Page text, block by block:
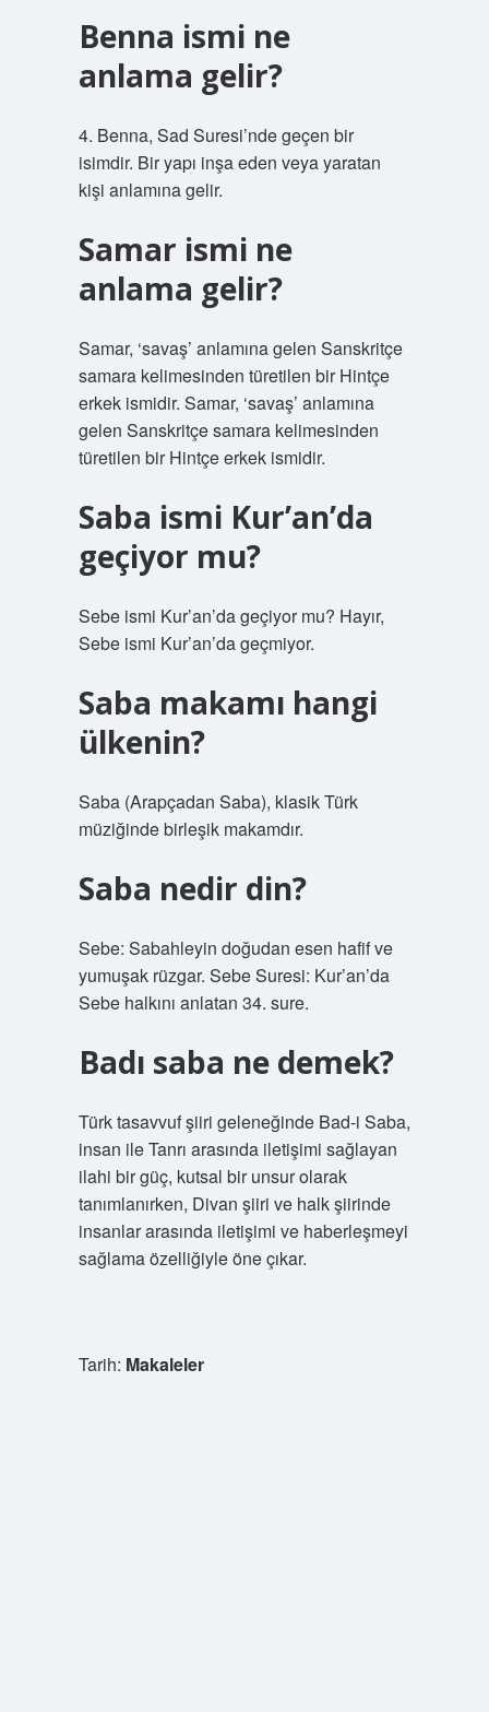
Benna ismi ne
anlama gelir?
4. Benna, Sad Suresi’nde geçen bir
isimdir. Bir yapı inşa eden veya yaratan
kişi anlamına gelir.
Samar ismi ne
anlama gelir?
Samar, ‘savaş’ anlamına gelen Sanskritçe
samara kelimesinden türetilen bir Hintçe
erkek ismidir. Samar, ‘savaş’ anlamına
gelen Sanskritçe samara kelimesinden
türetilen bir Hintçe erkek ismidir.
Saba ismi Kur’an’da
geçiyor mu?
Sebe ismi Kur’an’da geçiyor mu? Hayır,
Sebe ismi Kur’an’da geçmiyor.
Saba makamı hangi
ülkenin?
Saba (Arapçadan Saba), klasik Türk
müziğinde birleşik makamdır.
Saba nedir din?
Sebe: Sabahleyin doğudan esen hafif ve
yumuşak rüzgar. Sebe Suresi: Kur’an’da
Sebe halkını anlatan 34. sure.
Badı saba ne demek?
Türk tasavvuf şiiri geleneğinde Bad-i Saba,
insan ile Tanrı arasında iletişimi sağlayan
ilahi bir güç, kutsal bir unsur olarak
tanımlanırken, Divan şiiri ve halk şiirinde
insanlar arasında iletişimi ve haberleşmeyi
sağlama özelliğiyle öne çıkar.
Tarih: Makaleler